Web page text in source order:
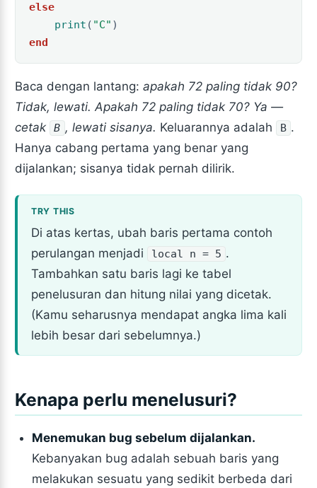
else
print ( "C" )
end
Baca dengan lantang:apakah 72 paling tidak 90?
Tidak, lewati. Apakah 72 paling tidak 70? Ya —
cetak
B , lewati sisanya. Keluarannya adalah B .
Hanya cabang pertama yang benar yang
dijalankan; sisanya tidak pernah dilirik.
Di atas kertas, ubah baris pertama contoh
perulangan menjadi
local n = 5 .
Tambahkan satu baris lagi ke tabel
penelusuran dan hitung nilai yang dicetak.
(Kamu seharusnya mendapat angka lima kali
lebih besar dari sebelumnya.)
Kenapa perlu menelusuri?
Menemukan bug sebelum dijalankan.
Kebanyakan bug adalah sebuah baris yang
melakukan sesuatu yang sedikit berbeda dari